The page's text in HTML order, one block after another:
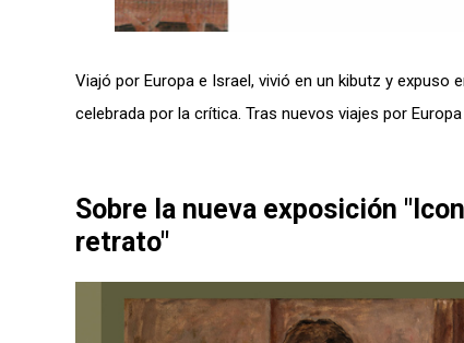
Viajó por Europa e Israel, vivió en un kibutz y expuso
celebrada por la crítica. Tras nuevos viajes por
Sobre la nueva exposición
retrato"